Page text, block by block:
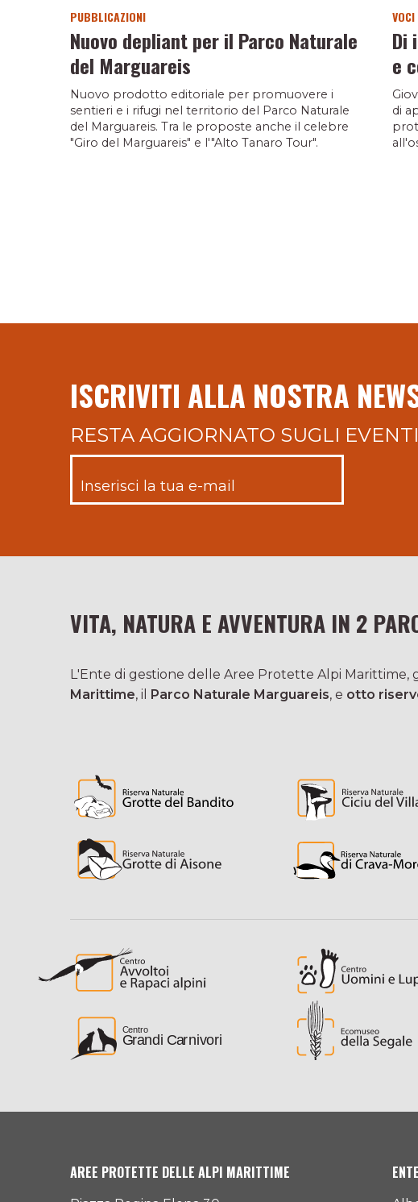
PUBBLICAZIONI
Nuovo depliant per il Parco Naturale
del Marguareis
Nuovo prodotto editoriale per promuovere i
sentieri e i rifugi nel territorio del Parco Naturale
del Marguareis. Tra le proposte anche il celebre
"Giro del Marguareis" e l'"Alto Tanaro Tour".
Di
e
di
ISCRIVITI ALLA NOSTRA
RESTA AGGIORNATO SUGLI
VITA, NATURA E AVVENTURA IN 2
L'Ente di gestione delle Aree Protette Alpi Marittime,
Marittime, il Parco Naturale Marguareis, e otto
AREE PROTETTE DELLE ALPI MARITTIME